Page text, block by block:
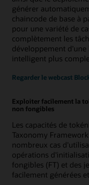
générer
chaincode de base à
pour une variété de
complètement les
développement
intelligent plus
Regarder le webcast
Exploiter facilement la
non fongibles
Les capacités de
Taxonomy
nombreux cas
opérations
fongibles (FT) et des
facilement générées